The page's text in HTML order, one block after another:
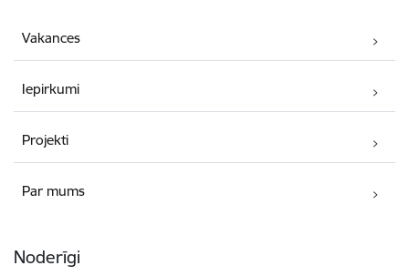
Vakances
Iepirkumi
Projekti
Par mums
Noderīgi